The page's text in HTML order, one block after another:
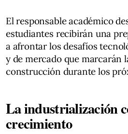
El responsable académico
estudiantes recibirán una
a afrontar los desafíos
y de mercado que marcarán
construcción durante los
La industrialización
crecimiento